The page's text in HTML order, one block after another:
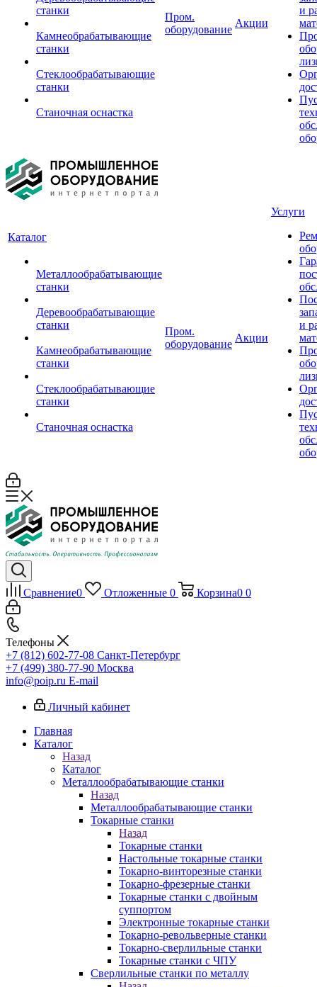
станки
Камнеобрабатывающие
станки
Стеклообрабатывающие
станки
Станочная оснастка
Пром.
оборудование
Акции
и
Каталог
Металлообрабатывающие
станки
Деревообрабатывающие
станки
Камнеобрабатывающие
станки
Стеклообрабатывающие
станки
Станочная оснастка
Пром.
оборудование
Акции
Услуги
и
Сравнение0 Отложенные 0 Корзина0 0
Телефоны
+7 (812) 602-77-08 Санкт-Петербург
+7 (499) 380-77-90 Москва
info@poip.ru E-mail
Личный кабинет
Главная
Каталог
Назад
Каталог
Металлообрабатывающие станки
Назад
Металлообрабатывающие станки
Токарные станки
Назад
Токарные станки
Настольные токарные станки
Токарно-винторезные станки
Токарно-фрезерные станки
Токарные станки с двойным
суппортом
Электронные токарные станки
Токарно-револьверные станки
Токарно-сверлильные станки
Токарные станки с ЧПУ
Сверлильные станки по металлу